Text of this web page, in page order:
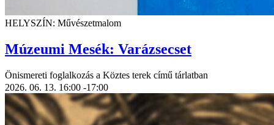
HELYSZÍN: Művészetmalom
Múzeumi Mesék: Varázsecset
Önismereti foglalkozás a Köztes terek című tárlatban
2026. 06. 13. 16:00 -17:00